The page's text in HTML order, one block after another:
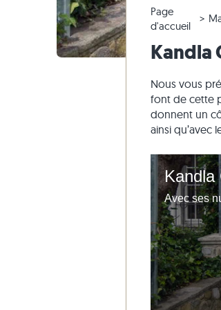
Carrelage en quartzite
Carrelage en marbre
Carrelage antique
Carrelage de mosaique
Dalles en pierre calcaire
Dalles en marbre
Dalles en quartzite
Modifier la commande & annuler
Envoi d'échantillon
Livraison & Transport
Aménagement du jardin
Styles d'habitat
Impressions des clients
Page
d'accueil
Kandla
Nous vous
font de cette
donnent un
ainsi qu’avec
Kandla
Avec ses